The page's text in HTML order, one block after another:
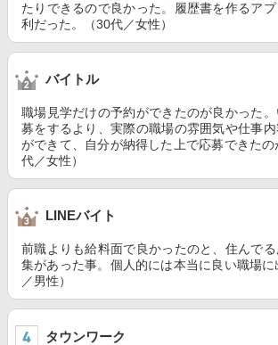
たりできるので良かった。履歴書を作るア
利だった。（30代／女性）
バイトル
職場見学だけの予約ができたのが良かった
募をするより、実際の職場の雰囲気や仕事
ができて、自分が納得した上で応募できた
代／女性）
LINEバイト
前職よりも給料面で良かったのと、住んで
集があった事。個人的には本当に良い職場
／男性）
タウンワーク